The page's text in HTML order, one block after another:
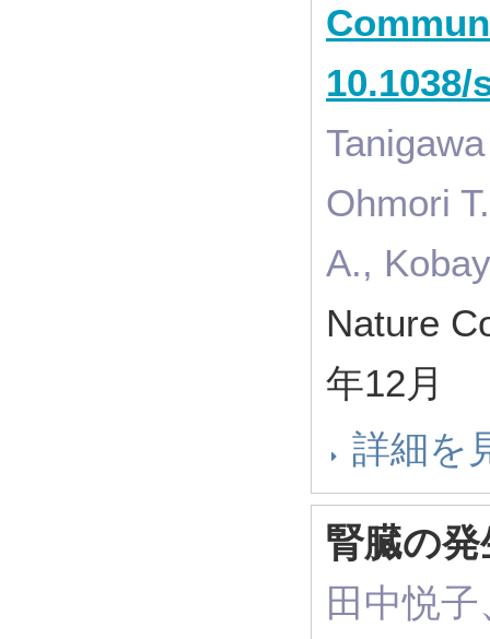
10.1038/
Ohmori
A.,
Nature
年12月
詳細を
腎臓の
田中悦